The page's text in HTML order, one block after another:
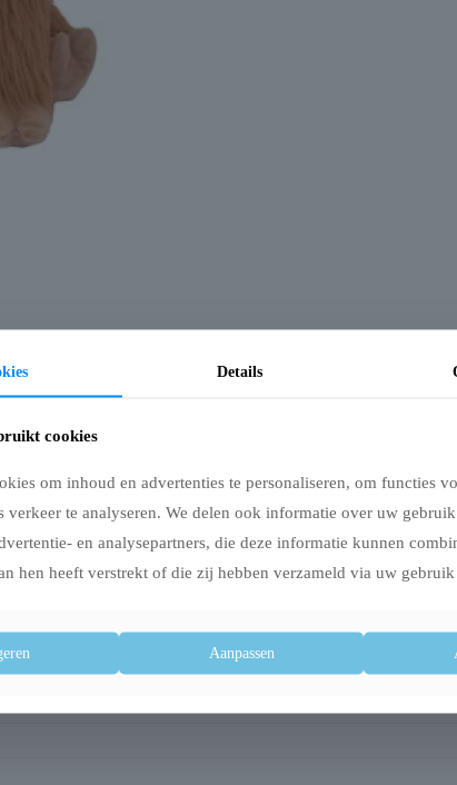
met het herkenbare uiterlijk van een Schotse hooglander. Het
tegenaan liggen. De ingebouwde pieper zorgt voor extra
te liggen
Details
cookies
om inhoud en advertenties te personaliseren, om functies
verkeer te analyseren. We delen ook informatie over uw
en analysepartners, die deze informatie kunnen
hen heeft verstrekt of die zij hebben verzameld via uw gebruik
Aanpassen